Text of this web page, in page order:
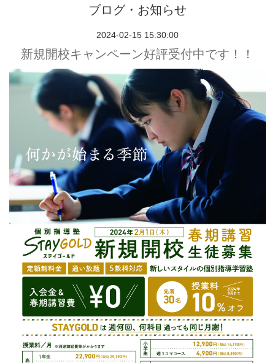
ブログ・お知らせ
2024-02-15 15:30:00
新規開校キャンペーン好評受付中です！！